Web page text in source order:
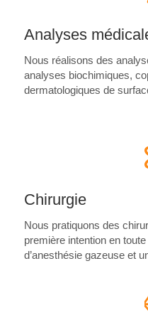
Analyses
Nous réalisons des
analyses biochimiques,
dermatologiques de
Chirurgie
Nous pratiquons des
première intention en
d’anesthésie gazeuse et